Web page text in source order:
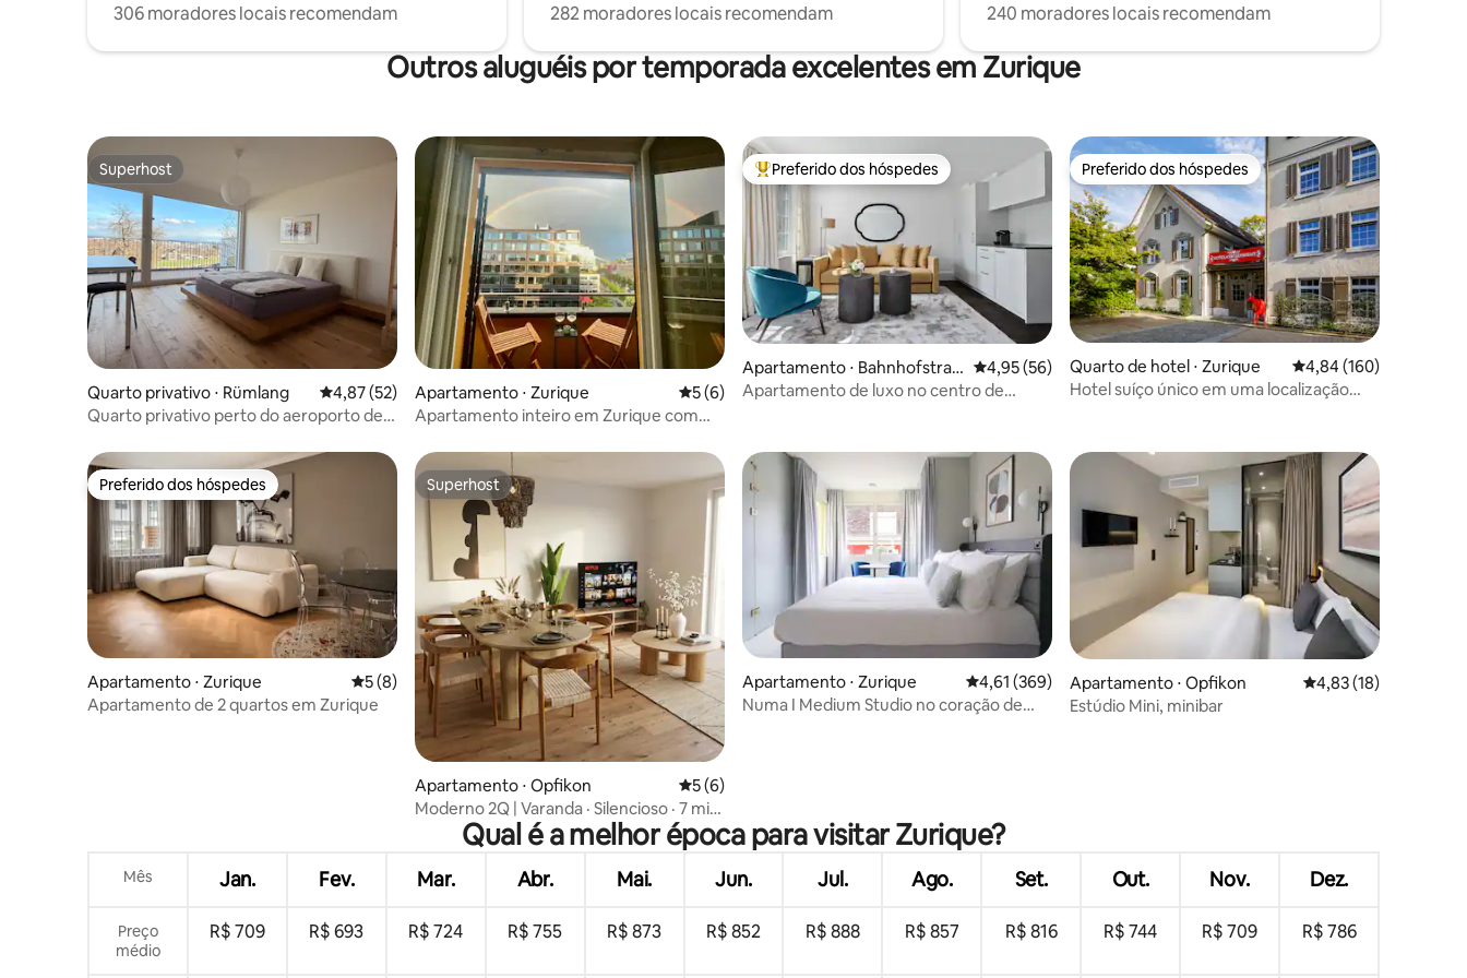
306 moradores locais recomendam
282 moradores locais recomendam
240 moradores locais recomendam
Outros aluguéis por temporada excelentes em Zurique
Superhost
Superhost
Quarto privativo ⋅ Rümlang 4,87 de uma avaliação média de 5, 52 avaliações
4,87 (52)
Quarto privativo perto do aeroporto de
Apartamento ⋅ Zurique 5 de uma avaliação média de 5, 6 avaliações
5 (6)
Apartamento inteiro em Zurique com
Entre os melhores preferidos dos hóspedes
Preferido dos hóspedes
Apartamento ⋅ Bahnhofstras
se
4,95 de uma avaliação média de 5, 56 avaliações
4,95 (56)
Apartamento de luxo no centro de
Preferido dos hóspedes
Preferido dos hóspedes
Quarto de hotel ⋅ Zurique 4,84 de uma avaliação
4,84 (160)
Hotel suíço único em uma localização
Preferido dos hóspedes
Preferido dos hóspedes
Apartamento ⋅ Zurique 5 de uma avaliação média de 5, 8 avaliações
5 (8)
Apartamento de 2 quartos em Zurique
Superhost
Superhost
Apartamento ⋅ Opfikon 5 de uma avaliação média de 5, 6 avaliações
5 (6)
Moderno 2Q | Varanda · Silencioso · 7 min
do Aeroporto de ZRH
Apartamento ⋅ Zurique 4,61 de uma avaliação média de 5, 369 avaliações
4,61 (369)
Numa I Medium Studio no coração de
Apartamento ⋅ Opfikon 4,83 de uma
4,83 (18)
Estúdio Mini, minibar
Qual é a melhor época para visitar Zurique?
Mês Jan. Fev. Mar. Abr. Mai. Jun. Jul. Ago. Set. Out. Nov. Dez.
Preço
médio
R$ 709 R$ 693 R$ 724 R$ 755 R$ 873 R$ 852 R$ 888 R$ 857 R$ 816 R$ 744 R$ 709 R$ 786